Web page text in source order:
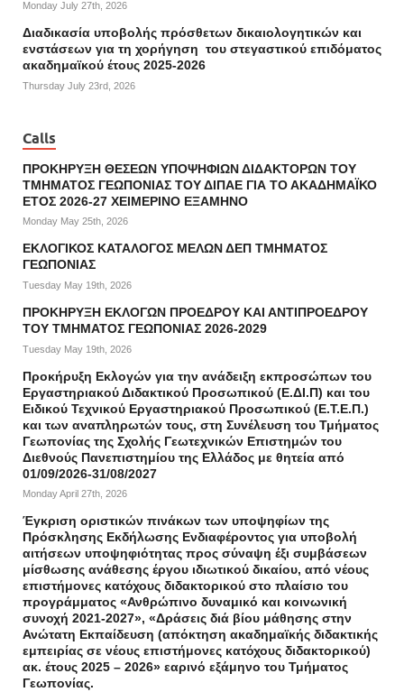
Monday July 27th, 2026
Διαδικασία υποβολής πρόσθετων δικαιολογητικών και
ενστάσεων για τη χορήγηση του στεγαστικού επιδόματος
ακαδημαϊκού έτους 2025-2026
Thursday July 23rd, 2026
Calls
ΠΡΟΚΗΡΥΞΗ ΘΕΣΕΩΝ ΥΠΟΨΗΦΙΩΝ ΔΙΔΑΚΤΟΡΩΝ ΤΟΥ
ΤΜΗΜΑΤΟΣ ΓΕΩΠΟΝΙΑΣ ΤΟΥ ΔΙΠΑΕ ΓΙΑ ΤΟ ΑΚΑΔΗΜΑΪΚΟ
ΕΤΟΣ 2026-27 ΧΕΙΜΕΡΙΝΟ ΕΞΑΜΗΝΟ
Monday May 25th, 2026
ΕΚΛΟΓΙΚΟΣ ΚΑΤΑΛΟΓΟΣ ΜΕΛΩΝ ΔΕΠ ΤΜΗΜΑΤΟΣ
ΓΕΩΠΟΝΙΑΣ
Tuesday May 19th, 2026
ΠΡΟΚΗΡΥΞΗ ΕΚΛΟΓΩΝ ΠΡΟΕΔΡΟΥ ΚΑΙ ΑΝΤΙΠΡΟΕΔΡΟΥ
ΤΟΥ ΤΜΗΜΑΤΟΣ ΓΕΩΠΟΝΙΑΣ 2026-2029
Tuesday May 19th, 2026
Προκήρυξη Εκλογών για την ανάδειξη εκπροσώπων του
Εργαστηριακού Διδακτικού Προσωπικού (Ε.ΔΙ.Π) και του
Ειδικού Τεχνικού Εργαστηριακού Προσωπικού (Ε.Τ.Ε.Π.)
και των αναπληρωτών τους, στη Συνέλευση του Τμήματος
Γεωπονίας της Σχολής Γεωτεχνικών Επιστημών του
Διεθνούς Πανεπιστημίου της Ελλάδος με θητεία από
01/09/2026-31/08/2027
Monday April 27th, 2026
Έγκριση οριστικών πινάκων των υποψηφίων της
Πρόσκλησης Εκδήλωσης Ενδιαφέροντος για υποβολή
αιτήσεων υποψηφιότητας προς σύναψη έξι συμβάσεων
μίσθωσης ανάθεσης έργου ιδιωτικού δικαίου, από νέους
επιστήμονες κατόχους διδακτορικού στο πλαίσιο του
προγράμματος «Ανθρώπινο δυναμικό και κοινωνική
συνοχή 2021-2027», «Δράσεις διά βίου μάθησης στην
Ανώτατη Εκπαίδευση (απόκτηση ακαδημαϊκής διδακτικής
εμπειρίας σε νέους επιστήμονες κατόχους διδακτορικού)
ακ. έτους 2025 – 2026» εαρινό εξάμηνο του Τμήματος
Γεωπονίας.